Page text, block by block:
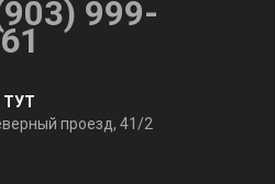
999-
проезд, 41/2